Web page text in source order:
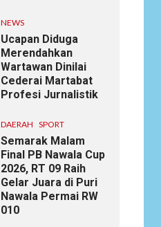
NEWS
Ucapan Diduga
Merendahkan
Wartawan Dinilai
Cederai Martabat
Profesi Jurnalistik
DAERAH SPORT
Semarak Malam
Final PB Nawala Cup
2026, RT 09 Raih
Gelar Juara di Puri
Nawala Permai RW
010